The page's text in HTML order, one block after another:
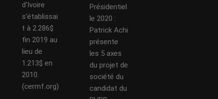
d’Ivoire
s’établissai
t à 2.286$
fin 2019 au
lieu de
1.213$ en
2010.
(cermf.org)
Présidentiel
le 2020 :
Patrick Achi
présente
les 5 axes
du projet de
société du
candidat du